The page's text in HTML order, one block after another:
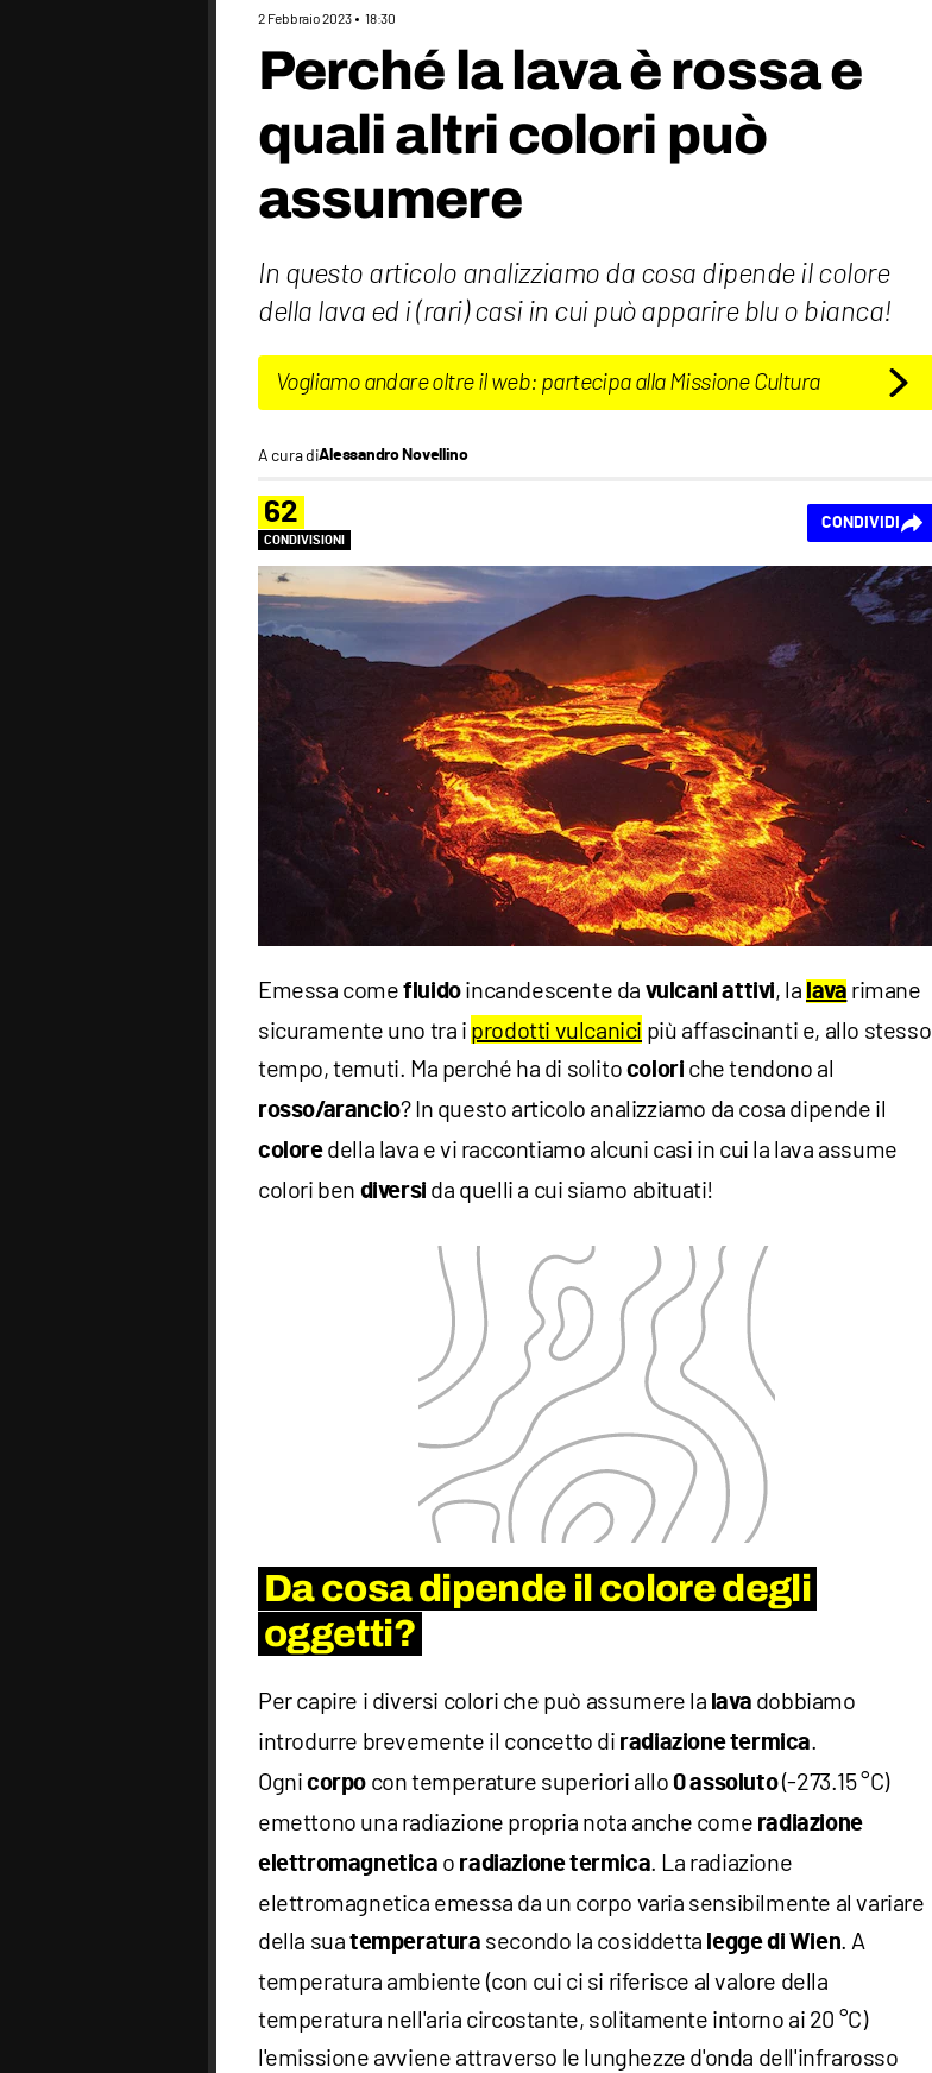
2 Febbraio 2023 18:30
Perché la lava è rossa e
quali altri colori può
assumere
In questo articolo analizziamo da cosa dipende il colore
della lava ed i (rari) casi in cui può apparire blu o bianca!
Vogliamo andare oltre il web: partecipa alla Missione Cultura
A cura diAlessandro Novellino
62
CONDIVISIONI
CONDIVIDI
Emessa comefluidoincandescente da vulcani attivi, la lava rimane
sicuramente uno tra i prodotti vulcanici più affascinanti e, allo stesso
tempo, temuti. Ma perché ha di solito colori che tendono al
rosso/arancio? In questo articolo analizziamo da cosa dipende il
coloredella lava e vi raccontiamo alcuni casi in cui la lava assume
colori ben diversi da quelli a cui siamo abituati!
Da cosa dipende il colore degli
oggetti?
Per capire i diversi colori che può assumere la lava dobbiamo
introdurre brevemente il concetto di radiazione termica.
Ogni corpo con temperature superiori allo 0 assoluto(-273.15 °C)
emettono una radiazione propria nota anche come radiazione
elettromagnetica o radiazione termica. La radiazione
elettromagnetica emessa da un corpo varia sensibilmente al variare
della sua temperatura secondo la cosiddetta legge di Wien. A
temperatura ambiente (con cui ci si riferisce al valore della
temperatura nell'aria circostante, solitamente intorno ai 20 °C)
l'emissione avviene attraverso le lunghezze d'onda dell'infrarosso